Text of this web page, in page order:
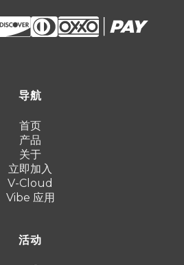
导航
首页
产品
关于
立即加入
V-Cloud
Vibe 应用
活动